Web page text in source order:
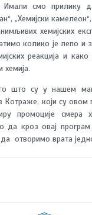
Имали смо прилику
„Хемијски
хемијских
колико је лепо и
реакција и како
хемија.
што су у нашем
који су овом
промоције смера
да кроз овај
отворимо врата